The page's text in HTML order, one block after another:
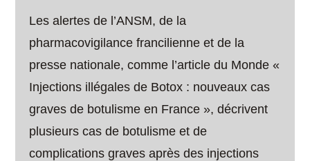
Les alertes de l’ANSM, de la
pharmacovigilance francilienne et de la
presse nationale, comme l’article du Monde «
Injections illégales de Botox : nouveaux cas
graves de botulisme en France », décrivent
plusieurs cas de botulisme et de
complications graves après des injections